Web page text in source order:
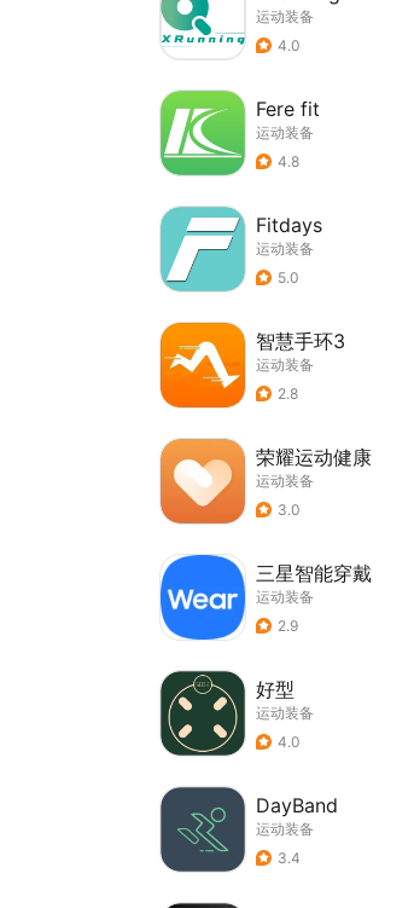
运动装备
4.0
Fere fit
运动装备
4.8
Fitdays
运动装备
5.0
智慧手环3
运动装备
2.8
荣耀运动健康
运动装备
3.0
三星智能穿戴
运动装备
2.9
好型
运动装备
4.0
DayBand
运动装备
3.4